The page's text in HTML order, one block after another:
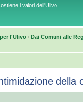
i valori dell'Ulivo
l'Ulivo ‹ Dai Comuni alle
della